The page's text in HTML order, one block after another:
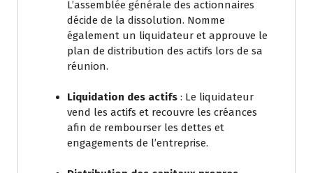
L’assemblée générale des actionnaires
décide de la dissolution. Nomme
également un liquidateur et approuve le
plan de distribution des actifs lors de sa
réunion.
Liquidation des actifs : Le liquidateur
vend les actifs et recouvre les créances
afin de rembourser les dettes et
engagements de l’entreprise.